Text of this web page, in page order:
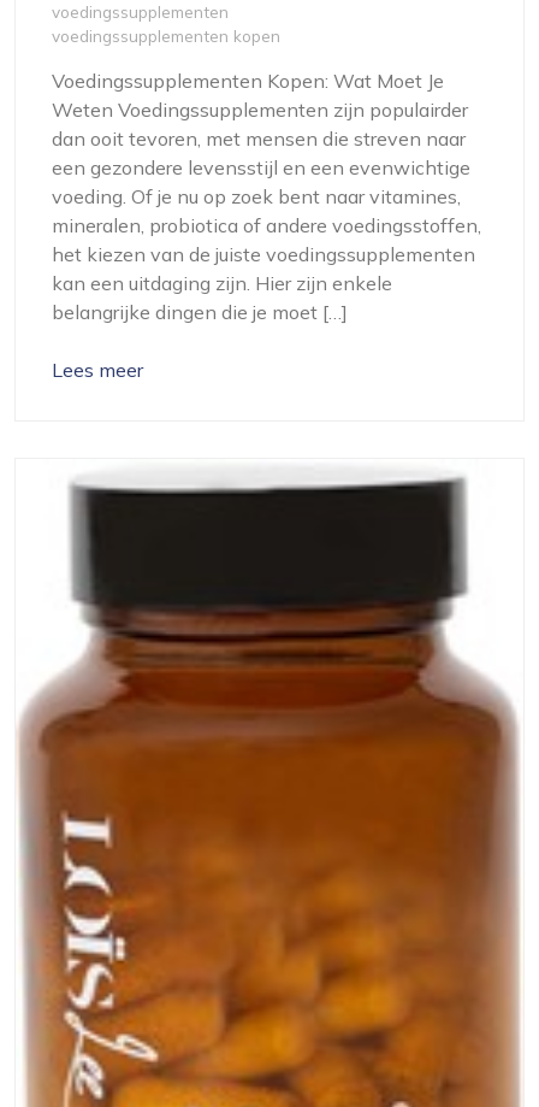
voedingssupplementen
voedingssupplementen kopen
Voedingssupplementen Kopen: Wat Moet Je
Weten Voedingssupplementen zijn populairder
dan ooit tevoren, met mensen die streven naar
een gezondere levensstijl en een evenwichtige
voeding. Of je nu op zoek bent naar vitamines,
mineralen, probiotica of andere voedingsstoffen,
het kiezen van de juiste voedingssupplementen
kan een uitdaging zijn. Hier zijn enkele
belangrijke dingen die je moet […]
Lees meer